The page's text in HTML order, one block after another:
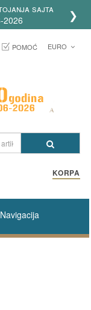
DHL
❯
POMOĆ EURO
KORPA
Navigacija